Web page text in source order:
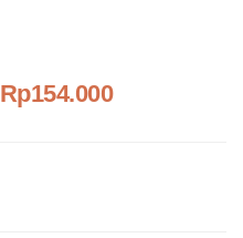
Rp154.000